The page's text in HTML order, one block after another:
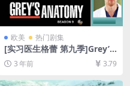
欧美 热门剧集
[实习医生格蕾 第九季]Grey’s
Anatomy Season 9 (2012)
[百度网盘+夸克网盘1080P超
清未删减资源][网盘在线播放/
3 年前 3.79